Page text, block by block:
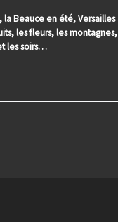
la Beauce en été, Versailles
les fleurs, les montagnes,
les soirs…